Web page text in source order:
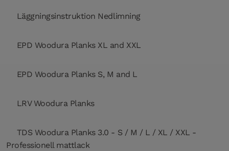
Läggningsinstruktion Nedlimning
EPD Woodura Planks XL and XXL
EPD Woodura Planks S, M and L
LRV Woodura Planks
TDS Woodura Planks 3.0 - S / M / L / XL / XXL -
Professionell mattlack